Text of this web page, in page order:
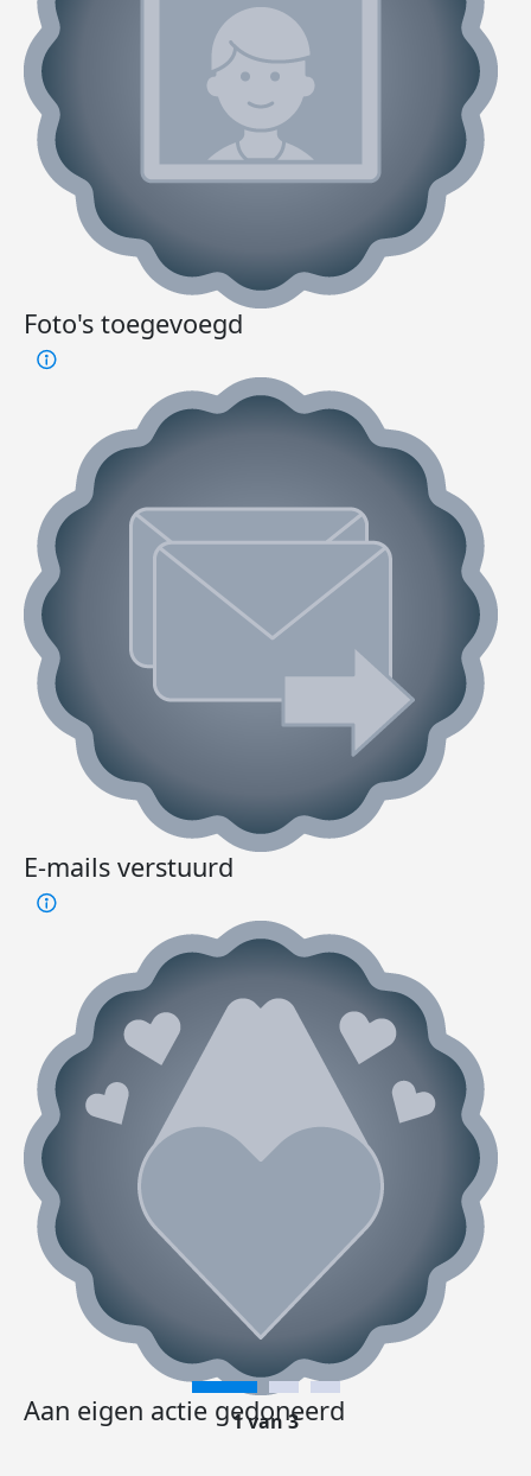
Foto's toegevoegd
E-mails verstuurd
Aan eigen actie gedoneerd
1 van 3